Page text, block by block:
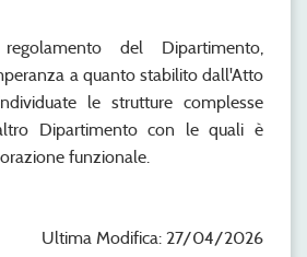
del Dipartimento,
a quanto stabilito dall'Atto
le strutture complesse
Dipartimento con le quali è
funzionale.
Ultima Modifica: 27/04/2026